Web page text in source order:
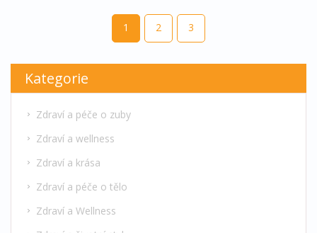
1 2 3
Kategorie
Zdraví a péče o zuby
Zdraví a wellness
Zdraví a krása
Zdraví a péče o tělo
Zdraví a Wellness